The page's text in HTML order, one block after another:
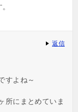
すよね～
所にまとめていま
返信